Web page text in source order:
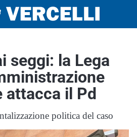
seggi: la Lega
attacca il Pd
politica del caso